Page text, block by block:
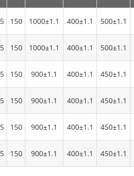
150 1000±1.1 400±1.1 500±1.1
150 1000±1.1 400±1.1 500±1.1
150 900±1.1 400±1.1 450±1.1
150 900±1.1 400±1.1 450±1.1
150 900±1.1 400±1.1 450±1.1
150 900±1.1 400±1.1 450±1.1